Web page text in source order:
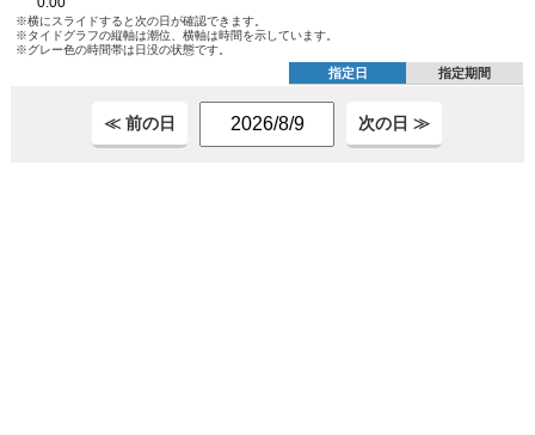
※横にスライドすると次の日が確認できます。
※タイドグラフの縦軸は潮位、横軸は時間を示しています。
※グレー色の時間帯は日没の状態です。
指定日 指定期間
≪ 前の日 次の日 ≫